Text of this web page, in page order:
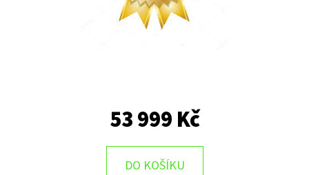
53 999 Kč
DO KOŠÍKU